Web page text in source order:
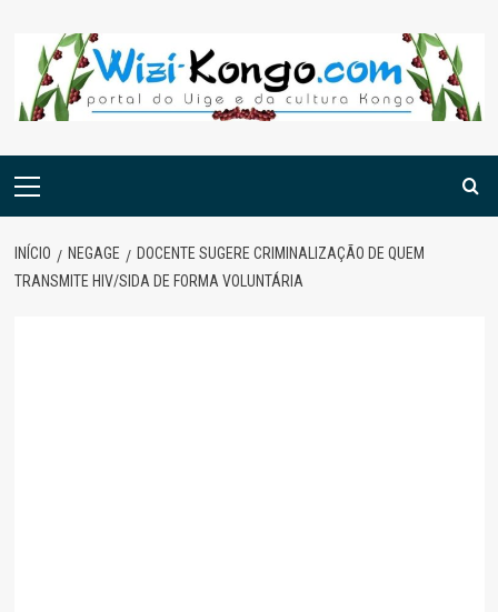
content
Menu
INÍCIO NEGAGE
DOCENTE SUGERE CRIMINALIZAÇÃO DE QUEM
TRANSMITE HIV/SIDA DE FORMA VOLUNTÁRIA